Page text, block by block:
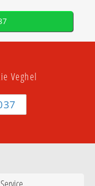
Veghel